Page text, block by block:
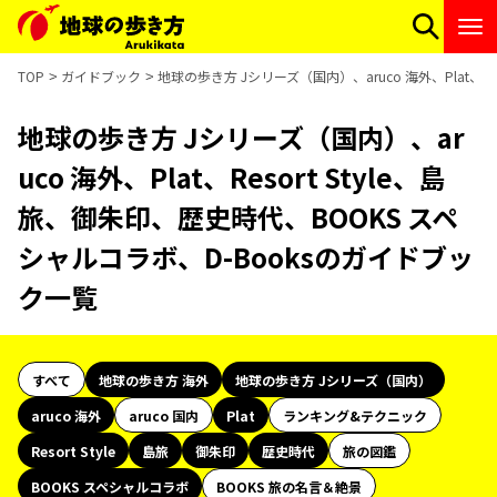
TOP ガイドブック 地球の歩き方 Jシリーズ（国内）、aruco 海外、Plat、
地球の歩き方 Jシリーズ（国内）、ar
uco 海外、Plat、Resort Style、島
旅、御朱印、歴史時代、BOOKS スペ
シャルコラボ、D-Booksのガイドブッ
ク一覧
すべて 地球の歩き方 海外
地球の歩き方 Jシリーズ（国内）
aruco 海外
aruco 国内 Plat
ランキング&テクニック
Resort Style
島旅 御朱印 歴史時代
旅の図鑑
BOOKS スペシャルコラボ
BOOKS 旅の名言＆絶景